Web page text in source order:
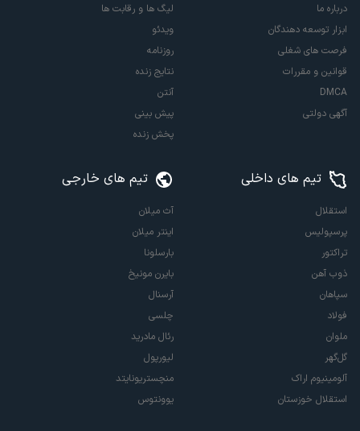
درباره ما
ابزار توسعه دهندگان
فرصت های شغلی
قوانین و مقررات
DMCA
آگهی دولتی
لیگ ها و رقابت ها
ویدئو
روزنامه
نتایج زنده
آنتن
پیش بینی
پخش زنده
تیم های داخلی
استقلال
پرسپولیس
تراکتور
ذوب آهن
سپاهان
فولاد
ملوان
گل‌گهر
آلومینیوم اراک
استقلال خوزستان
تیم های خارجی
آث میلان
اینتر میلان
بارسلونا
بایرن مونیخ
آرسنال
چلسی
رئال مادرید
لیورپول
منچستریونایتد
یوونتوس